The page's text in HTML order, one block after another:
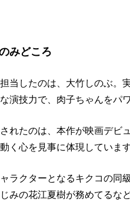
みどころ
当したのは、大竹しのぶ。
演技力で、肉子ちゃんをパ
れたのは、本作が映画デビ
く心を見事に体現しています
ラクターとなるキクコの同
みの花江夏樹が務めてるな